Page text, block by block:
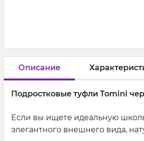
Описание
Подростковые туфли Tomini
Если вы ищете идеальную
элегантного внешнего вида,